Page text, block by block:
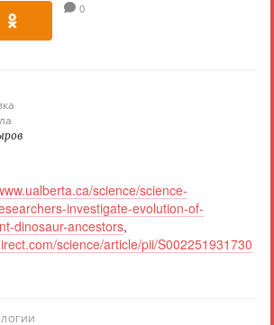
0
science/science-
investigate-evolution-of-
dinosaur-ancestors,
science/article/pii/S002251931730